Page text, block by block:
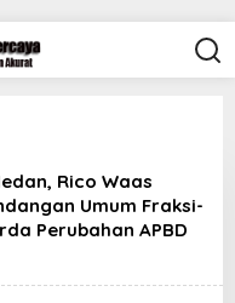
Rico Waas
Umum Fraksi-
Perubahan APBD